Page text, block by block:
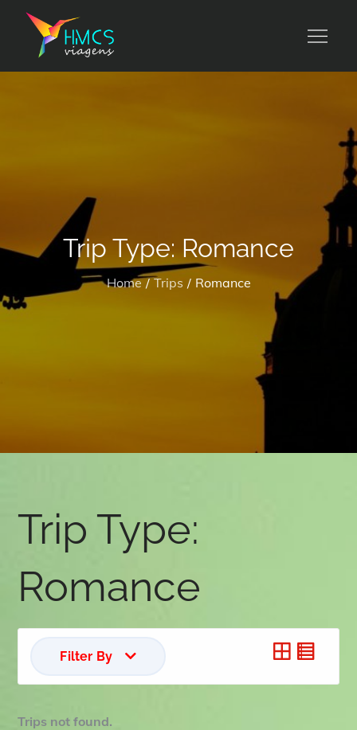
content
Trip Type: Romance
Home Trips Romance
Trip Type:
Romance
Filter By
Trips not found.